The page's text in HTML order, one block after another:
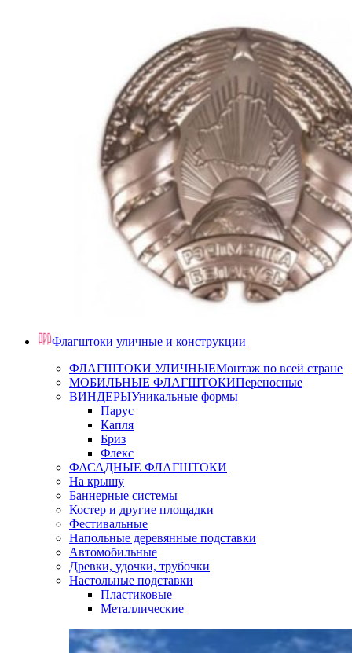
Флагштоки уличные и конструкции
ФЛАГШТОКИ УЛИЧНЫЕМонтаж по всей стране
МОБИЛЬНЫЕ ФЛАГШТОКИПереносные
ВИНДЕРЫУникальные формы
Парус
Капля
Бриз
Флекс
ФАСАДНЫЕ ФЛАГШТОКИ
На крышу
Баннерные системы
Костер и другие площадки
Фестивальные
Напольные деревянные подставки
Автомобильные
Древки, удочки, трубочки
Настольные подставки
Пластиковые
Металлические